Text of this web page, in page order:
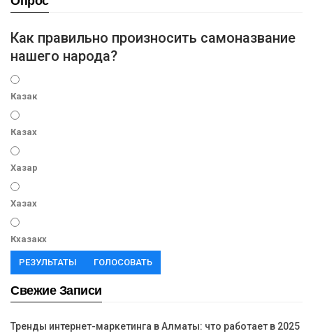
Как правильно произносить самоназвание
нашего народа?
Казак
Казах
Хазар
Хазах
Кхазакх
РЕЗУЛЬТАТЫ ГОЛОСОВАТЬ
Свежие Записи
Тренды интернет-маркетинга в Алматы: что работает в 2025